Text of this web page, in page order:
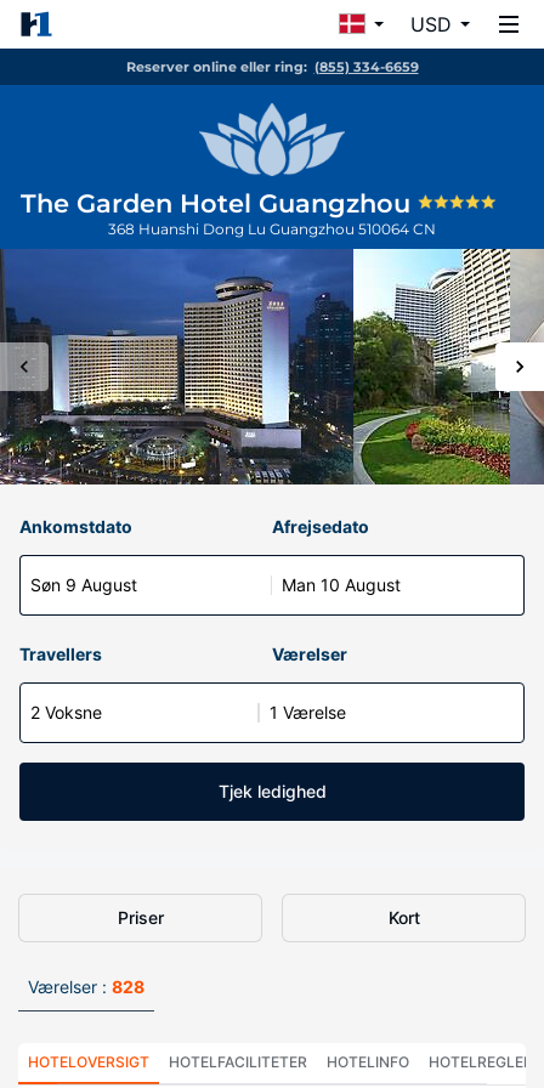
USD
Reserver online eller ring: (855) 334-6659
The Garden Hotel Guangzhou
368 Huanshi Dong Lu Guangzhou 510064 CN
Ankomstdato
Søn 9 August
Afrejsedato
Man 10 August
Travellers Værelser
2 Voksne 1 Værelse
Tjek ledighed
Priser Kort
Værelser : 828
HOTELOVERSIGT HOTELFACILITETER HOTELINFO HOTELREGLER